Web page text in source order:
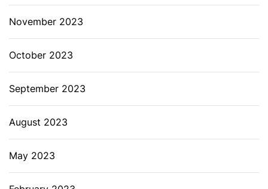
November 2023
October 2023
September 2023
August 2023
May 2023